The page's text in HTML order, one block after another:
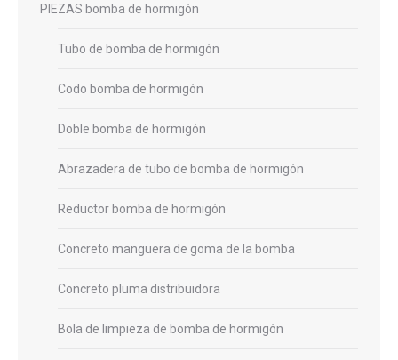
PIEZAS bomba de hormigón
Tubo de bomba de hormigón
Codo bomba de hormigón
Doble bomba de hormigón
Abrazadera de tubo de bomba de hormigón
Reductor bomba de hormigón
Concreto manguera de goma de la bomba
Concreto pluma distribuidora
Bola de limpieza de bomba de hormigón